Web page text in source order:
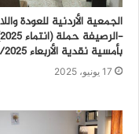
الجمعية الأردنية للعودة
بأمسية نقدية الأربعاء ٤/٦/٢٠٢٥
17 يونيو، 2025